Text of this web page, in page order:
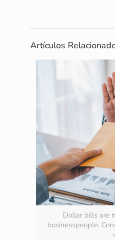
Artículos
Dollar bills are
businesspeople.